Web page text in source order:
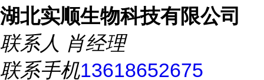
湖北实顺生物科技有限公司
联系人 肖经理
联系手机13618652675